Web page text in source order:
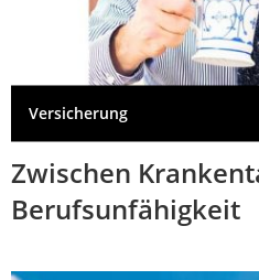
Versicherung
Zwischen
Berufsunfähigkeit